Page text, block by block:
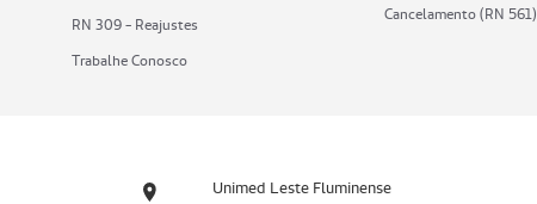
RN 309 - Reajustes
Trabalhe Conosco
Cancelamento (RN 561)
Unimed Leste Fluminense